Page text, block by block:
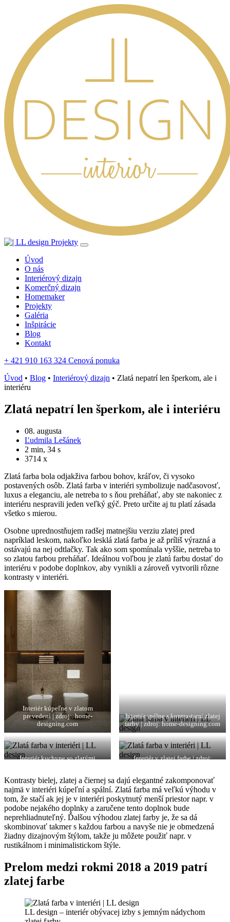
Projekty
Úvod
O nás
Interiérový dizajn
Komerčný dizajn
Homemaker
Projekty
Galéria
Inšpirácie
Blog
Kontakt
+ 421 910 163 324 Cenová ponuka
Úvod • Blog • Interiérový dizajn • Zlatá nepatrí len šperkom, ale i
interiéru
Zlatá nepatrí len šperkom, ale i interiéru
08. augusta
Ľudmila Lešánek
2 min, 34 s
3714 x
Zlatá farba bola odjakživa farbou bohov, kráľov, či vysoko
postavených osôb. Zlatá farba v interiéri symbolizuje nadčasovosť,
luxus a eleganciu, ale netreba to s ňou preháňať, aby ste nakoniec z
interiéru nespravili jeden veľký gýč. Preto určite aj tu platí zásada
všetko s mierou.
Osobne uprednostňujem radšej matnejšiu verziu zlatej pred
napríklad leskom, nakoľko lesklá zlatá farba je až príliš výrazná a
ostávajú na nej odtlačky. Tak ako som spomínala vyššie, netreba to
so zlatou farbou preháňať. Ideálnou voľbou je zlatú farbu dostať do
interiéru v podobe doplnkov, aby vynikli a zároveň vytvorili rôzne
kontrasty v interiéri.
Interiér kúpeľne v zlatom
prevedení | zdroj:. home-
designing.com
Interiér spálne s kontrastami zlatej
farby | zdroj: home-designing.com
Interiér kuchyne so zlatými
Interiér v zlatej farbe | zdroj:
Kontrasty bielej, zlatej a čiernej sa dajú elegantné zakomponovať
najmä v interiéri kúpeľní a spální. Zlatá farba má veľkú výhodu v
tom, že stačí ak jej je v interiéri poskytnutý menší priestor napr. v
podobe nejakého doplnky a zaručene tento doplnok bude
neprehliadnuteľný. Ďalšou výhodou zlatej farby je, že sa dá
skombinovať takmer s každou farbou a navyše nie je obmedzená
žiadny dizajnovým štýlom, takže ju môžete použiť napr. v
rustikálnom i minimalistickom štýle.
Prelom medzi rokmi 2018 a 2019 patrí
zlatej farbe
LL design – interiér obývacej izby s jemným nádychom